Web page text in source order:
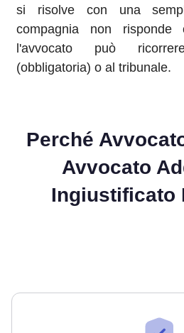
si risolve con una
compagnia non risponde
l'avvocato può
(obbligatoria) o al tribunale.
Perché
Avvocato
Ingiustificato